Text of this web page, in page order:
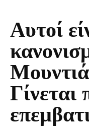
Αυτοί
Γίνεται